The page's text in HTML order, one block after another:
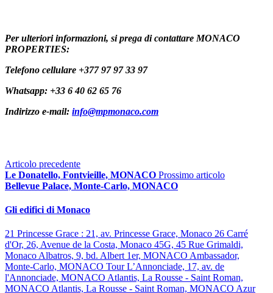
Per ulteriori informazioni, si prega di contattare MONACO
PROPERTIES:
Telefono cellulare +377 97 97 33 97
Whatsapp: +33 6 40 62 65 76
Indirizzo e-mail: info@mpmonaco.com
Articolo precedente
Le Donatello, Fontvieille, MONACO Prossimo articolo
Bellevue Palace, Monte-Carlo, MONACO
Gli edifici di Monaco
21 Princesse Grace : 21, av. Princesse Grace, Monaco 26 Carré
d'Or, 26, Avenue de la Costa, Monaco 45G, 45 Rue Grimaldi,
MonacoAlbatros, 9, bd. Albert 1er, MONACO Ambassador,
Monte-Carlo, MONACO Tour L’Annonciade, 17, av. de
l'Annonciade, MONACO Atlantis, La Rousse - Saint Roman,
MONACO Atlantis, La Rousse - Saint Roman, MONACO Azur